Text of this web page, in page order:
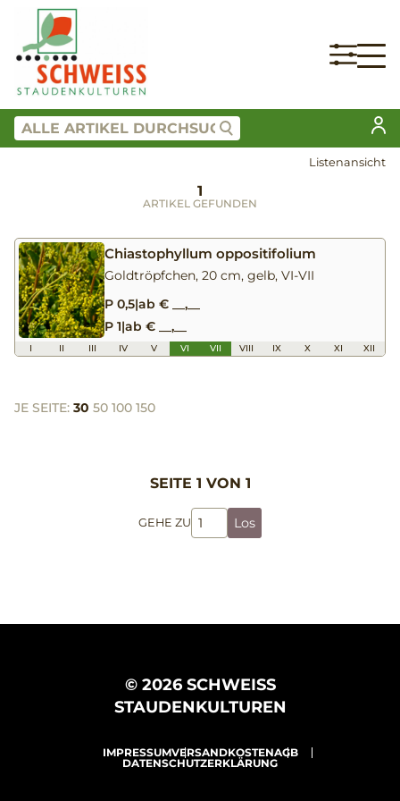
Listenansicht
1
ARTIKEL GEFUNDEN
Chiastophyllum oppositifolium
Goldtröpfchen, 20 cm, gelb, VI-VII
P 0,5|ab € __,__
P 1|ab € __,__
I II III IV V VI VII VIII IX X XI XII
JE SEITE: 30 50 100 150
SEITE 1 VON 1
GEHE ZU Los
© 2026 SCHWEISS
STAUDENKULTUREN
IMPRESSUMVERSANDKOSTENAGB
DATENSCHUTZERKLÄRUNG